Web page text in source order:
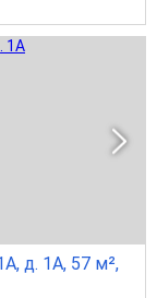
д. 1А, 57 м²,